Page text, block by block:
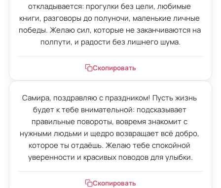
откладывается: прогулки без цели, любимые
книги, разговоры до полуночи, маленькие личные
победы. Желаю сил, которые не заканчиваются на
полпути, и радости без лишнего шума.
Скопировать
Самира, поздравляю с праздником! Пусть жизнь
будет к тебе внимательной: подсказывает
правильные повороты, вовремя знакомит с
нужными людьми и щедро возвращает всё добро,
которое ты отдаёшь. Желаю тебе спокойной
уверенности и красивых поводов для улыбки.
Скопировать